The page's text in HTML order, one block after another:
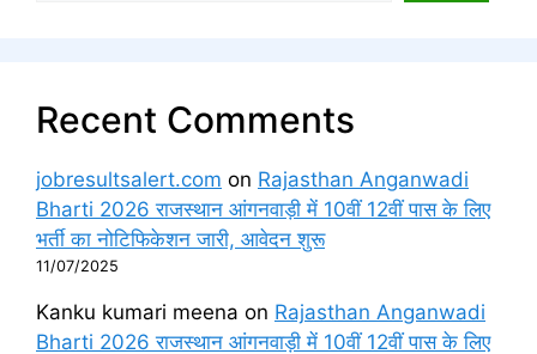
Recent Comments
jobresultsalert.com on Rajasthan Anganwadi
Bharti 2026 राजस्थान आंगनवाड़ी में 10वीं 12वीं पास के लिए
भर्ती का नोटिफिकेशन जारी, आवेदन शुरू
11/07/2025
Kanku kumari meena on Rajasthan Anganwadi
Bharti 2026 राजस्थान आंगनवाड़ी में 10वीं 12वीं पास के लिए